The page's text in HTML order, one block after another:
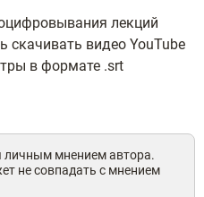
лекций
скачивать видео YouTube
в формате .srt
личным мнением автора.
не совпадать с мнением